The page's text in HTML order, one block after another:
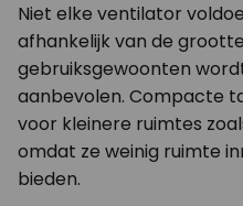
Niet elke ventilator
afhankelijk van de
gebruiksgewoonten
aanbevolen. Compacte
voor kleinere ruimtes
omdat ze weinig ruimte
bieden.